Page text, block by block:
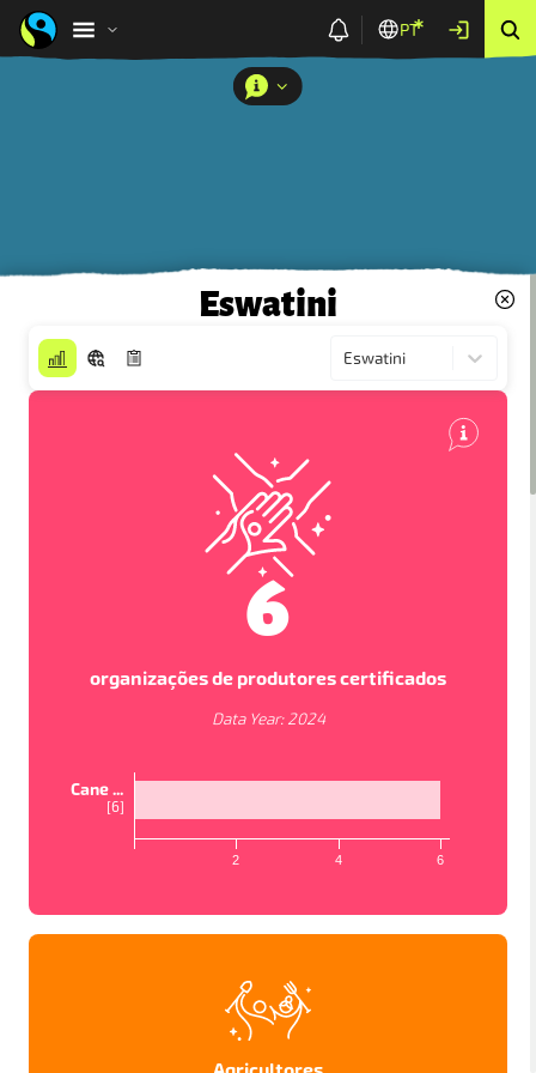
PT
Eswatini
Eswatini
6
organizações de produtores certificados
Data Year:2024
Cane ...
[6]
2 4 6
PROJETOSESTUDOS
Privacy Policy